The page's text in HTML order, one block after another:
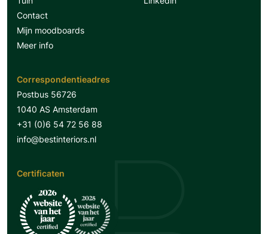
Contact
Mijn moodboards
Meer info
Correspondentieadres
Postbus 56726
1040 AS Amsterdam
+31 (0)6 54 72 56 88
info@bestinteriors.nl
Certificaten